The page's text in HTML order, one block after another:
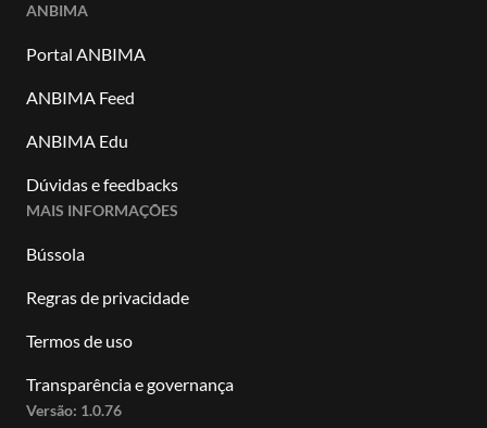
ANBIMA
Portal ANBIMA
ANBIMA Feed
ANBIMA Edu
Dúvidas e feedbacks
MAIS INFORMAÇÕES
Bússola
Regras de privacidade
Termos de uso
Transparência e governança
Versão: 1.0.76